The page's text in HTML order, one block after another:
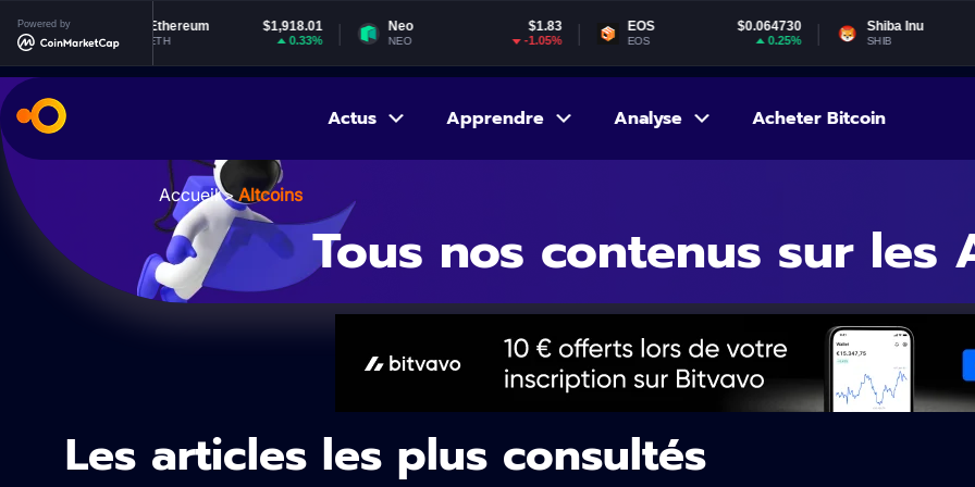
Powered by
Ethereum $1,918.01
ETH 0.33%
Neo $1.83
NEO -1.05%
$0.064730
EOS 0.25%
Shiba Inu $0.000005
SHIB 1.62%
Actus Apprendre Analyse Acheter Bitcoin
Accueil>Altcoins
Tous nos contenus sur les
Les articles les plus consultés